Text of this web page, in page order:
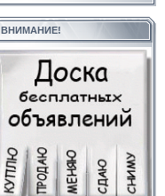
ВНИМАНИЕ!